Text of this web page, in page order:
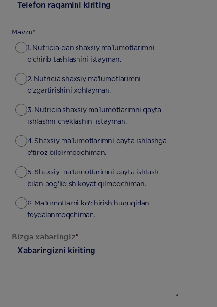
Mavzu*
1. Nutricia-dan shaxsiy ma'lumotlarimni
o'chirib tashlashini istayman.
2. Nutricia shaxsiy ma'lumotlarimni
o'zgartirishini xohlayman.
3. Nutricia shaxsiy ma'lumotlarimni qayta
ishlashni cheklashini istayman.
4. Shaxsiy ma'lumotlarimni qayta ishlashga
e'tiroz bildirmoqchiman.
5. Shaxsiy ma'lumotlarimni qayta ishlash
bilan bog'liq shikoyat qilmoqchiman.
6. Ma'lumotlarni ko'chirish huquqidan
foydalanmoqchiman.
Bizga xabaringiz*